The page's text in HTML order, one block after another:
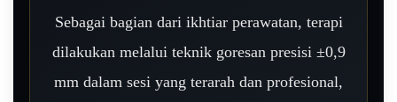
Sebagai bagian dari ikhtiar perawatan, terapi
dilakukan melalui teknik goresan presisi ±0,9
mm dalam sesi yang terarah dan profesional,